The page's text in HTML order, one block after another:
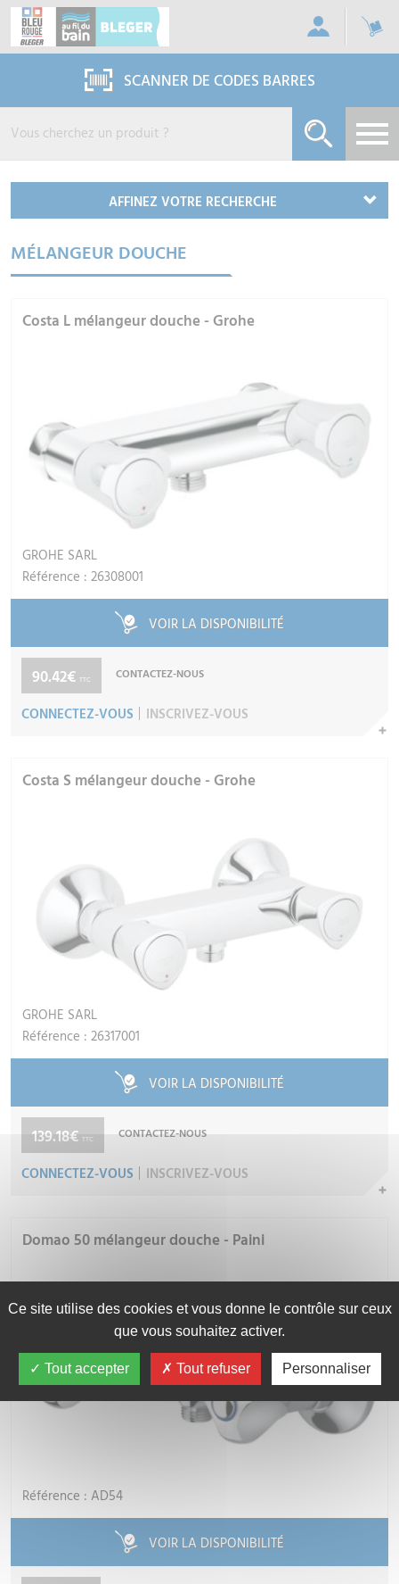
SCANNER DE CODES BARRES
AFFINEZ VOTRE RECHERCHE
MÉLANGEUR DOUCHE
Costa L mélangeur douche - Grohe
GROHE SARL
Référence : 26308001
VOIR LA DISPONIBILITÉ
90.42€ TTC CONTACTEZ-NOUS
CONNECTEZ-VOUS INSCRIVEZ-VOUS
Costa S mélangeur douche - Grohe
GROHE SARL
Référence : 26317001
VOIR LA DISPONIBILITÉ
139.18€ TTC CONTACTEZ-NOUS
CONNECTEZ-VOUS INSCRIVEZ-VOUS
Domao 50 mélangeur douche - Paini
Référence : AD54
VOIR LA DISPONIBILITÉ
Panneau de gestion des cookies
Ce site utilise des cookies et vous donne le contrôle sur ceux
que vous souhaitez activer.
Tout accepter Tout refuser Personnaliser